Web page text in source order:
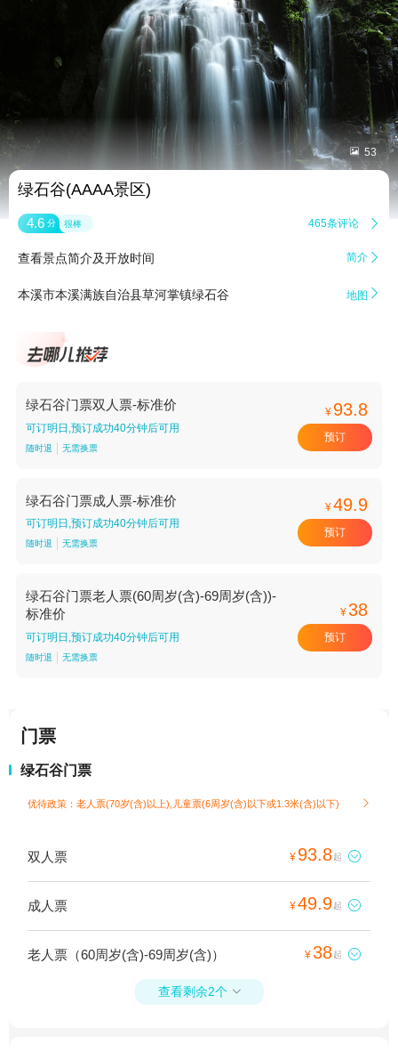
 53
绿石谷(AAAA景区)
4.6 分 很棒 465条评论 
查看景点简介及开放时间 简介 
本溪市本溪满族自治县草河掌镇绿石谷 地图 
绿石谷门票双人票-标准价
可订明日,预订成功40分钟后可用
随时退 无需换票
¥ 93.8
预订
绿石谷门票成人票-标准价
可订明日,预订成功40分钟后可用
随时退 无需换票
¥49.9
预订
绿石谷门票老人票(60周岁(含)-69周岁(含))-
标准价
可订明日,预订成功40分钟后可用
随时退 无需换票
¥38
预订
门票
绿石谷门票
优待政策：老人票(70岁(含)以上),儿童票(6周岁(含)以下或1.3米(含)以下) 
双人票 ¥ 93.8起 
成人票 ¥49.9起 
老人票（60周岁(含)-69周岁(含)） ¥38起 
查看剩余2个 